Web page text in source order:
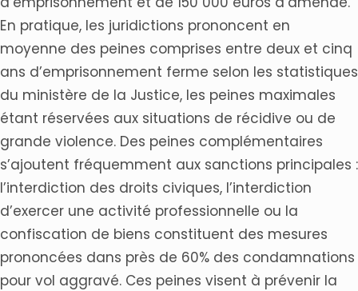
En pratique, les juridictions prononcent en
moyenne des peines comprises entre deux et cinq
ans d’emprisonnement ferme selon les statistiques
du ministère de la Justice, les peines maximales
étant réservées aux situations de récidive ou de
grande violence. Des peines complémentaires
s’ajoutent fréquemment aux sanctions principales :
l’interdiction des droits civiques, l’interdiction
d’exercer une activité professionnelle ou la
confiscation de biens constituent des mesures
prononcées dans près de 60% des condamnations
pour vol aggravé. Ces peines visent à prévenir la